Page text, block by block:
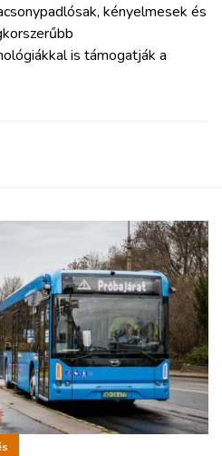
kényelmesek és
is támogatják a